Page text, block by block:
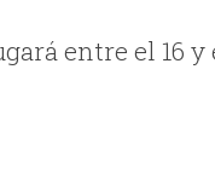
entre el 16